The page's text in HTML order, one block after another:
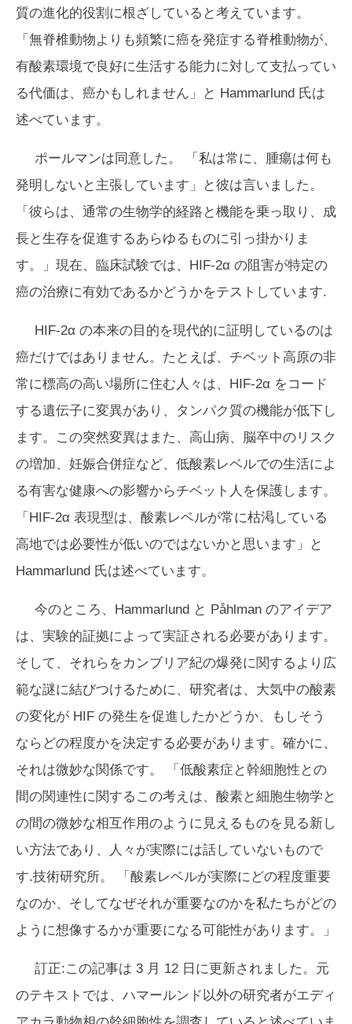
質の進化的役割に根ざしていると考えています。
「無脊椎動物よりも頻繁に癌を発症する脊椎動物が、
有酸素環境で良好に生活する能力に対して支払ってい
る代価は、癌かもしれません」と Hammarlund 氏は
述べています。
ポールマンは同意した。 「私は常に、腫瘍は何も
発明しないと主張しています」と彼は言いました。
「彼らは、通常の生物学的経路と機能を乗っ取り、成
長と生存を促進するあらゆるものに引っ掛かりま
す。」現在、臨床試験では、HIF-2α の阻害が特定の
癌の治療に有効であるかどうかをテストしています.
HIF-2α の本来の目的を現代的に証明しているのは
癌だけではありません。たとえば、チベット高原の非
常に標高の高い場所に住む人々は、HIF-2α をコード
する遺伝子に変異があり、タンパク質の機能が低下し
ます。この突然変異はまた、高山病、脳卒中のリスク
の増加、妊娠合併症など、低酸素レベルでの生活によ
る有害な健康への影響からチベット人を保護します。
「HIF-2α 表現型は、酸素レベルが常に枯渇している
高地では必要性が低いのではないかと思います」と
Hammarlund 氏は述べています。
今のところ、Hammarlund と Påhlman のアイデア
は、実験的証拠によって実証される必要があります。
そして、それらをカンブリア紀の爆発に関するより広
範な謎に結びつけるために、研究者は、大気中の酸素
の変化が HIF の発生を促進したかどうか、もしそう
ならどの程度かを決定する必要があります。確かに、
それは微妙な関係です。 「低酸素症と幹細胞性との
間の関連性に関するこの考えは、酸素と細胞生物学と
の間の微妙な相互作用のように見えるものを見る新し
い方法であり、人々が実際には話していないもので
す.技術研究所。 「酸素レベルが実際にどの程度重要
なのか、そしてなぜそれが重要なのかを私たちがどの
ように想像するかが重要になる可能性があります。」
訂正:この記事は 3 月 12 日に更新されました。元
のテキストでは、ハマールンド以外の研究者がエディ